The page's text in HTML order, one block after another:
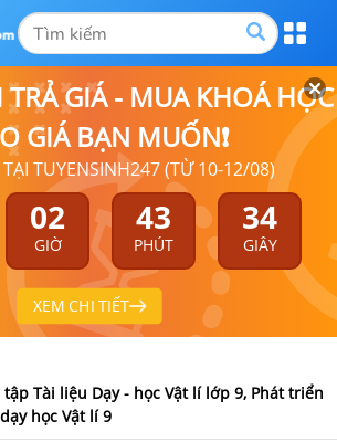
GIÁ - MUA KHOÁ HỌC
GIÁ BẠN MUỐN❗
TUYENSINH247 (TỪ 10-12/08)
02
GIỜ
43
PHÚT
33
GIÂY
XEM CHI TIẾT
Tài liệu Dạy - học Vật lí lớp 9, Phát triển
học Vật lí 9